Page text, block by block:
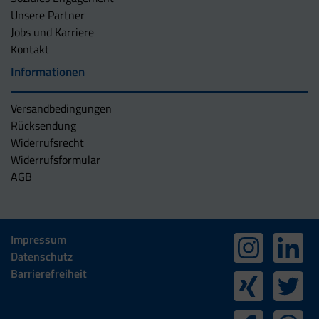
Unsere Partner
Jobs und Karriere
Kontakt
Informationen
Versandbedingungen
Rücksendung
Widerrufsrecht
Widerrufsformular
AGB
Impressum
Datenschutz
Barrierefreiheit